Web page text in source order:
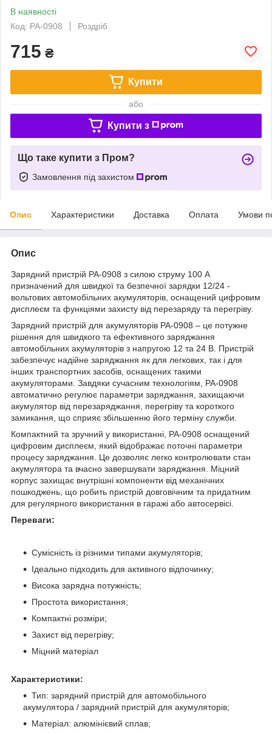
В наявності
Код: PA-0908
Роздріб
715 ₴
Купити
або
Купити з
Що таке купити з Пром?
Замовлення під захистом
Опис Характеристики Доставка Оплата Умови
Опис
Зарядний пристрій PA-0908 з силою струму 100 А
призначений для швидкої та безпечної зарядки 12/24 -
вольтових автомобільних акумуляторів, оснащений цифровим
дисплеєм та функціями захисту від перезаряду та перегріву.
Зарядний пристрій для акумуляторів PA-0908 – це потужне
рішення для швидкого та ефективного заряджання
автомобільних акумуляторів з напругою 12 та 24 В. Пристрій
забезпечує надійне заряджання як для легкових, так і для
інших транспортних засобів, оснащених такими
акумуляторами. Завдяки сучасним технологіям, PA-0908
автоматично регулює параметри заряджання, захищаючи
акумулятор від перезаряджання, перегріву та короткого
замикання, що сприяє збільшенню його терміну служби.
Компактний та зручний у використанні, PA-0908 оснащений
цифровим дисплеєм, який відображає поточні параметри
процесу заряджання. Це дозволяє легко контролювати стан
акумулятора та вчасно завершувати заряджання. Міцний
корпус захищає внутрішні компоненти від механічних
пошкоджень, що робить пристрій довговічним та придатним
для регулярного використання в гаражі або автосервісі.
Переваги:
Сумісність із різними типами акумуляторів;
Ідеально підходить для активного відпочинку;
Висока зарядна потужність;
Простота використання;
Компактні розміри;
Захист від перегріву;
Міцний матеріал
Характеристики:
Тип: зарядний пристрій для автомобільного
акумулятора / зарядний пристрій для акумуляторів;
Матеріал: алюмінієвий сплав;